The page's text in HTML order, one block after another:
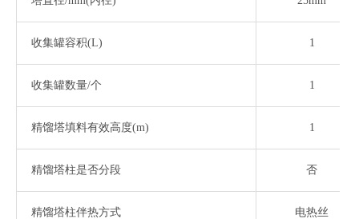
收集罐容积(L) 1
收集罐数量/个 1
精馏塔填料有效高度(m) 1
精馏塔柱是否分段 否
精馏塔柱伴热方式 电热丝